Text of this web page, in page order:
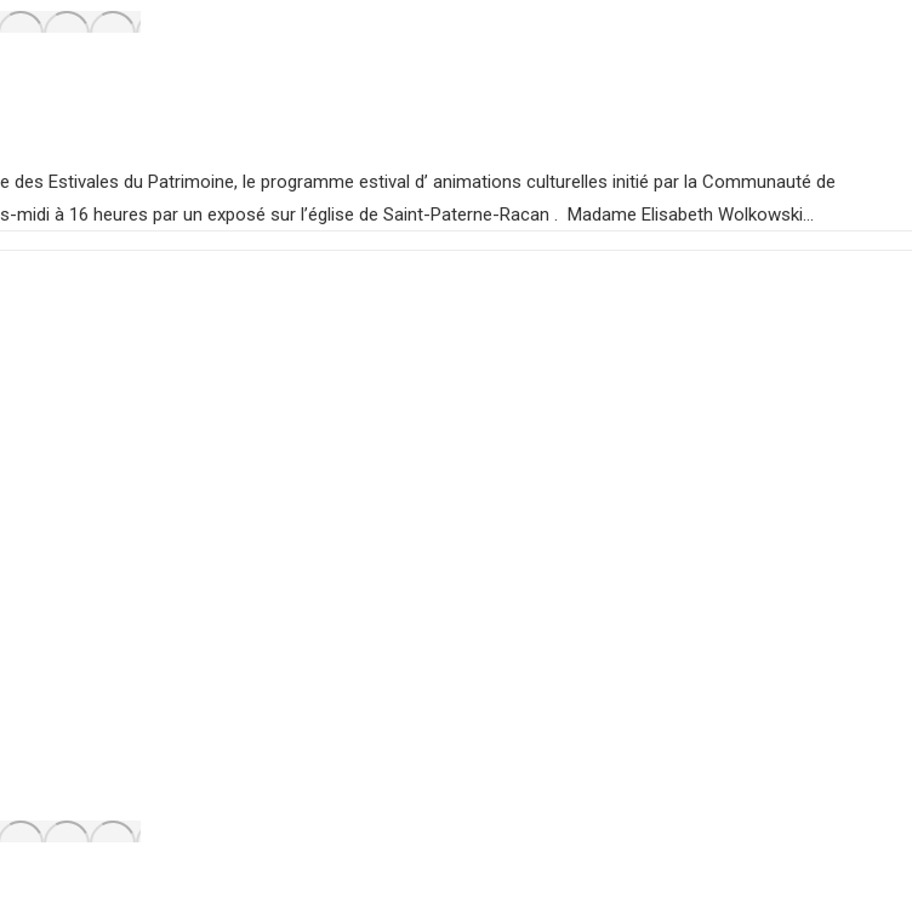
Estivales du Patrimoine, le programme estival d’ animations culturelles initié par la Communauté de
à 16 heures par un exposé sur l’église de Saint-Paterne-Racan . Madame Elisabeth Wolkowski…